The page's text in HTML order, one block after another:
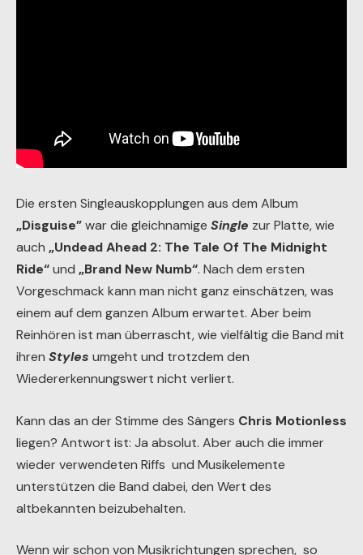
Die ersten Singleauskopplungen aus dem Album
„Disguise”war die gleichnamige Single zur Platte, wie
auch „Undead Ahead 2: The Tale Of The Midnight
Ride“und „Brand New Numb“. Nach dem ersten
Vorgeschmack kann man nicht ganz einschätzen, was
einem auf dem ganzen Album erwartet. Aber beim
Reinhören ist man überrascht, wie vielfältig die Band mit
ihren Styles umgeht und trotzdem den
Wiedererkennungswert nicht verliert.
Kann das an der Stimme des Sängers Chris Motionless
liegen? Antwort ist: Ja absolut. Aber auch die immer
wieder verwendeten Riffs und Musikelemente
unterstützen die Band dabei, den Wert des
altbekannten beizubehalten.
Wenn wir schon von Musikrichtungen sprechen, so